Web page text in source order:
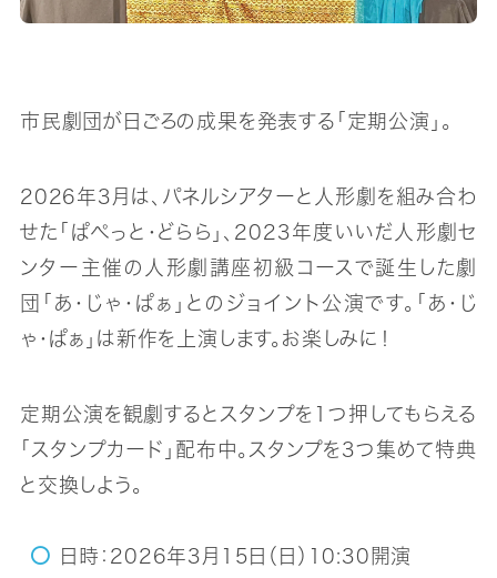
市民劇団が日ごろの成果を発表する「定期公演」。
2026年3月は、パネルシアターと人形劇を組み合わ
せた「ぱぺっと・どらら」、2023年度いいだ人形劇セ
ンター主催の人形劇講座初級コースで誕生した劇
団「あ・じゃ・ぱぁ」とのジョイント公演です。「あ・じ
ゃ・ぱぁ」は新作を上演します。お楽しみに！
定期公演を観劇するとスタンプを1つ押してもらえる
「スタンプカード」配布中。スタンプを3つ集めて特典
と交換しよう。
日時：2026年3月15日（日）10:30開演